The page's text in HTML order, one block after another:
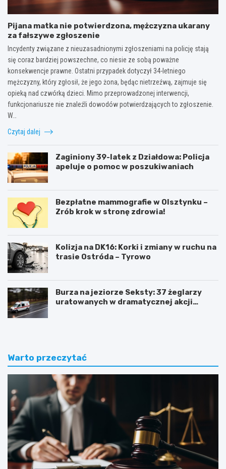
Pijana matka nie potwierdzona, mężczyzna ukarany
za fałszywe zgłoszenie
Incydenty związane z nieuzasadnionymi zgłoszeniami na policję stają
się coraz bardziej powszechne, co niesie ze sobą poważne
konsekwencje prawne. Ostatni przypadek dotyczył 34-letniego
mężczyzny, który zgłosił, że jego żona, będąc nietrzeźwą, zajmuje się
opieką nad czwórką dzieci. Mimo przeprowadzonej interwencji,
funkcjonariusze nie znaleźli dowodów potwierdzających to zgłoszenie.
W…
Czytaj dalej
Zaginiony 39-latek z Działdowa: Policja
apeluje o pomoc w poszukiwaniach
Bezpłatne mammografie w Olsztynku –
Zrób krok w stronę zdrowia!
Kolizja na DK16: Korki i zmiany w ruchu na
trasie Ostróda – Tyrowo
Burza na jeziorze Seksty: 37 żeglarzy
uratowanych w dramatycznej akcji
Warto przeczytać